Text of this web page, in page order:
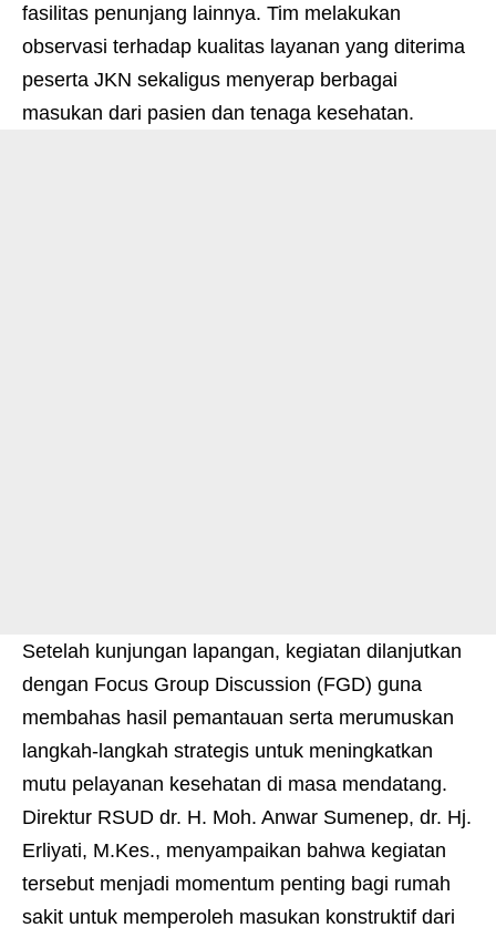
fasilitas penunjang lainnya. Tim melakukan
observasi terhadap kualitas layanan yang diterima
peserta JKN sekaligus menyerap berbagai
masukan dari pasien dan tenaga kesehatan.
Setelah kunjungan lapangan, kegiatan dilanjutkan
dengan Focus Group Discussion (FGD) guna
membahas hasil pemantauan serta merumuskan
langkah-langkah strategis untuk meningkatkan
mutu pelayanan kesehatan di masa mendatang.
Direktur RSUD dr. H. Moh. Anwar Sumenep, dr. Hj.
Erliyati, M.Kes., menyampaikan bahwa kegiatan
tersebut menjadi momentum penting bagi rumah
sakit untuk memperoleh masukan konstruktif dari